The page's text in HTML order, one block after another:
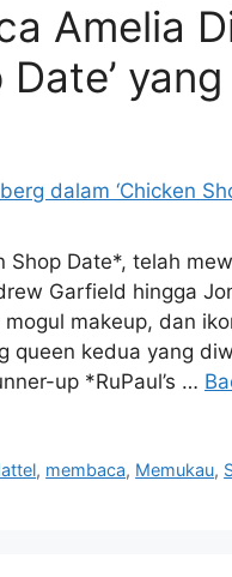
Amelia
Date*, telah
Garfield hingga
makeup, dan
queen kedua yang
up *RuPaul’s …
, membaca, Memukau,